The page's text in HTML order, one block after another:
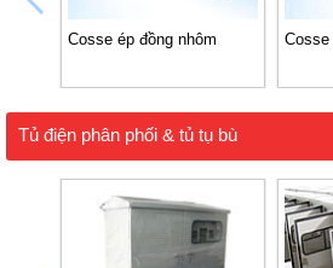
Cosse ép đồng nhôm Cosse
Tủ điện phân phối & tủ tụ bù